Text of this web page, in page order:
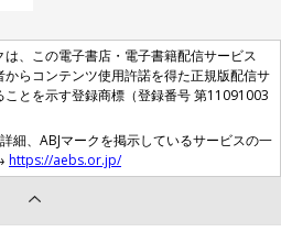
は、この電子書店・電子書籍配信サービス
からコンテンツ使用許諾を得た正規版配信サ
ことを示す登録商標（登録番号 第11091003
細、ABJマークを掲示しているサービスの一
https://aebs.or.jp/